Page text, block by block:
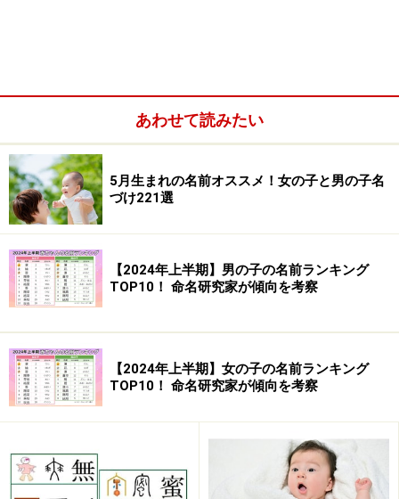
ハーフの男の子の名前実例
ハーフの女の子の名前実例
ハーフの男の子の名前実例
リオン：梨音、李穏
ジョウジ：丈士、譲治
ノエル：乃恵琉
レイ：怜生、玲以
ノエ：乃慧
ショウ：翔、昇、章、勝、生、昭
あわせて読みたい
5月生まれの名前オススメ！女の子と男の子名
づけ221選
【2024年上半期】男の子の名前ランキング
TOP10！ 命名研究家が傾向を考察
【2024年上半期】女の子の名前ランキング
TOP10！ 命名研究家が傾向を考察